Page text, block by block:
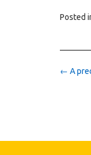
Posted
Post
← A